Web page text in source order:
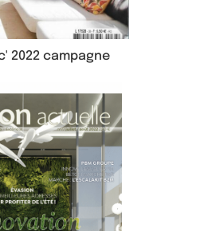
2022 campagne